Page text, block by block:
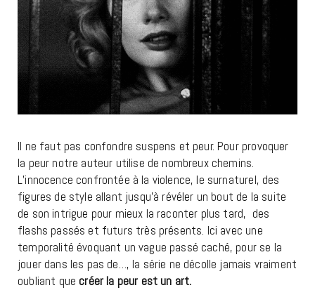
Il ne faut pas confondre suspens et peur. Pour provoquer
la peur notre auteur utilise de nombreux chemins.
L’innocence confrontée à la violence, le surnaturel, des
figures de style allant jusqu’à révéler un bout de la suite
de son intrigue pour mieux la raconter plus tard, des
flashs passés et futurs très présents. Ici avec une
temporalité évoquant un vague passé caché, pour se la
jouer dans les pas de…, la série ne décolle jamais vraiment
oubliant que créer la peur est un art.